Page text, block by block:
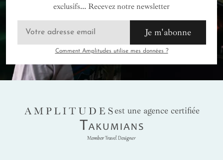
exclusifs... Recevez notre newsletter
Je m'abonne
Comment Amplitudes utilise mes données ?
AMPLITUDES
est une agence certifiée
Takumians